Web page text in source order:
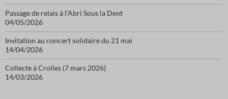
Passage de relais à l’Abri Sous la Dent
04/05/2026
Invitation au concert solidaire du 21 mai
14/04/2026
Collecte à Crolles (7 mars 2026)
14/03/2026